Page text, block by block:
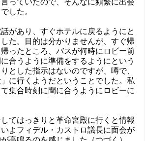
っていたので、そんなに頻繁に出会
した。
があり、すぐホテルに戻るようにと
た。目的は分かりませんが、すぐ帰
ったところ、バスが何時にロビー前
合うように準備をするようにという
とした指示はないのですが、噂で、
に行くようだということでした。私
集合時刻に間に合うようにロビーに
てはっきりと革命宮殿に行くと情報
よフィデル・カストロ議長に面会が